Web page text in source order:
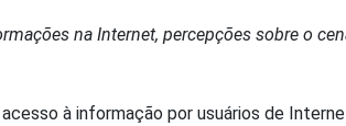
na Internet, percepções sobre o
à informação por usuários de